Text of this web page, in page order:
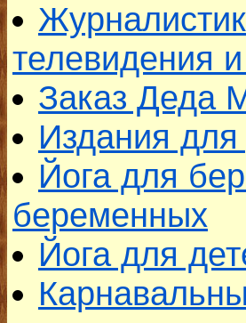
телевидения
Заказ Деда
Издания для
Йога для
беременных
Йога для